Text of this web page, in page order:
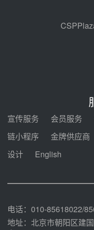
宣传服务 会员服务
链小程序
金牌供应商
设计
English
电话：010-85618022/
地址：北京市朝阳区建